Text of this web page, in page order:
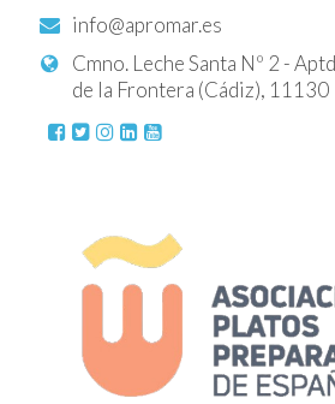
info@apromar.es
Cmno. Leche Santa Nº 2 -
de la Frontera (Cádiz), 11130